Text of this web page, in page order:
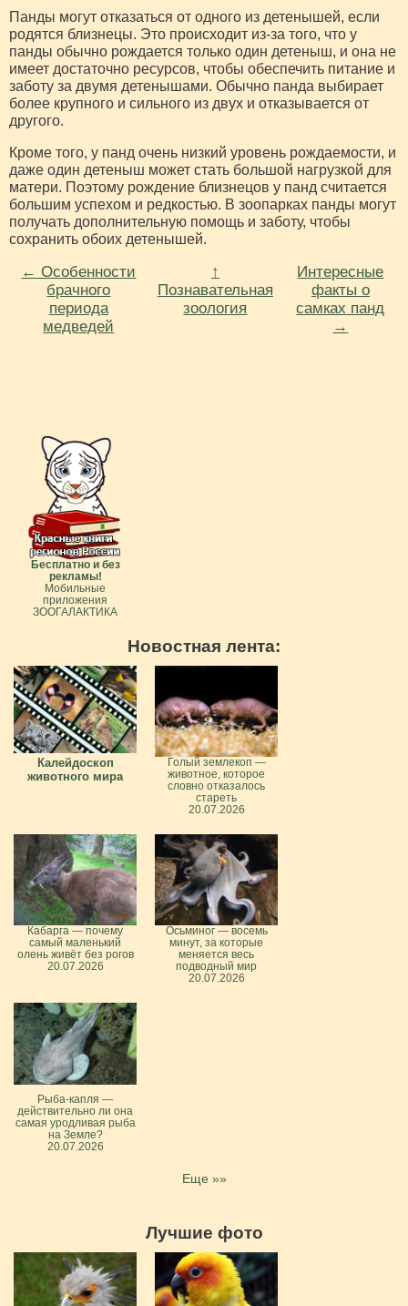
Панды могут отказаться от одного из детенышей, если
родятся близнецы. Это происходит из-за того, что у
панды обычно рождается только один детеныш, и она не
имеет достаточно ресурсов, чтобы обеспечить питание и
заботу за двумя детенышами. Обычно панда выбирает
более крупного и сильного из двух и отказывается от
другого.
Кроме того, у панд очень низкий уровень рождаемости, и
даже один детеныш может стать большой нагрузкой для
матери. Поэтому рождение близнецов у панд считается
большим успехом и редкостью. В зоопарках панды могут
получать дополнительную помощь и заботу, чтобы
сохранить обоих детенышей.
← Особенности
брачного
периода
медведей
↑
Познавательная
зоология
Интересные
факты о
самках панд
→
Бесплатно и без
рекламы!
Мобильные
приложения
ЗООГАЛАКТИКА
Новостная лента:
Калейдоскоп
животного мира
Голый землекоп —
животное, которое
словно отказалось
стареть
20.07.2026
Кабарга — почему
самый маленький
олень живёт без рогов
20.07.2026
Осьминог — восемь
минут, за которые
меняется весь
подводный мир
20.07.2026
Рыба-капля —
действительно ли она
самая уродливая рыба
на Земле?
20.07.2026
Еще »»
Лучшие фото